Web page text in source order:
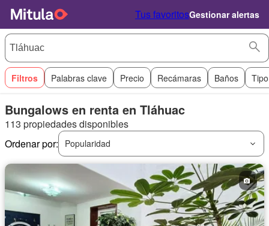
Tus favoritosGestionar alertas
Filtros Palabras clave Precio Recámaras Baños
Bungalows en renta en Tláhuac
113 propiedades disponibles
Ordenar por:
Popularidad